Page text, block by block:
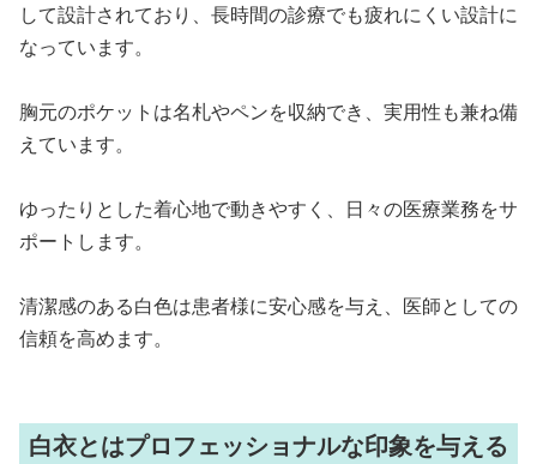
して設計されており、長時間の診療でも疲れにくい設計に
なっています。
胸元のポケットは名札やペンを収納でき、実用性も兼ね備
えています。
ゆったりとした着心地で動きやすく、日々の医療業務をサ
ポートします。
清潔感のある白色は患者様に安心感を与え、医師としての
信頼を高めます。
白衣とはプロフェッショナルな印象を与える